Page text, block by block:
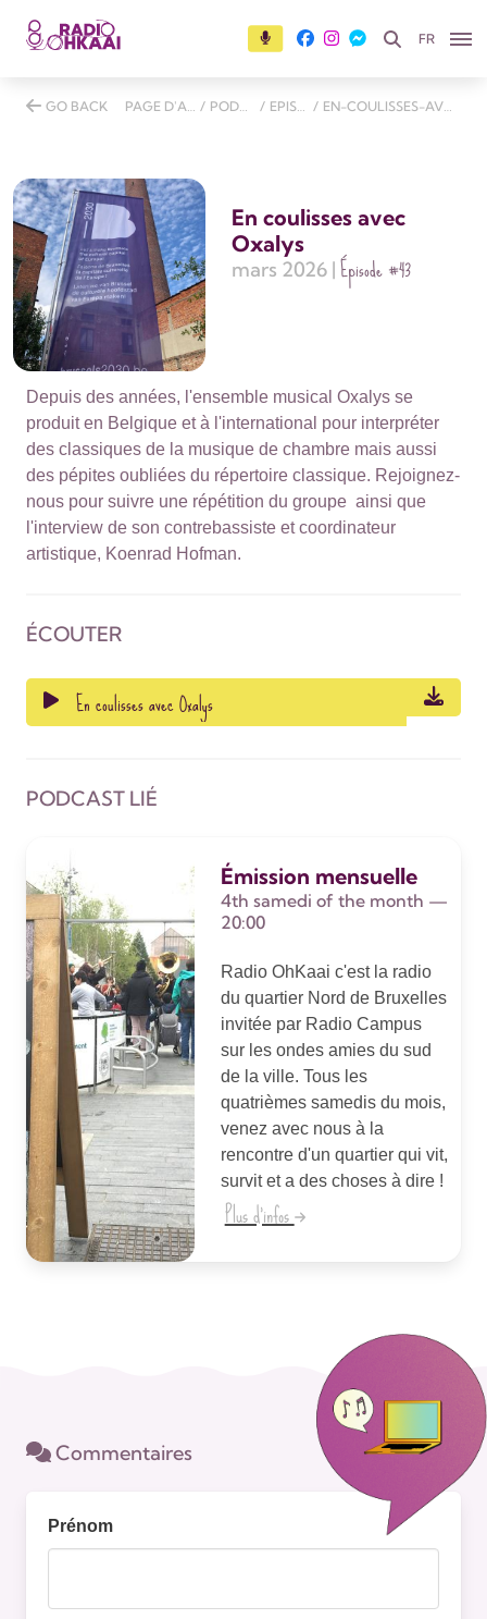
FR
GO BACK PAGE D'ACCUEIL / PODCASTS / EPISODES / EN-COULISSES-AVEC-OXALYS
En coulisses avec
Oxalys
mars 2026 | Épisode#43
Depuis des années, l'ensemble musical Oxalys se
produit en Belgique et à l'international pour interpréter
des classiques de la musique de chambre mais aussi
des pépites oubliées du répertoire classique. Rejoignez-
nous pour suivre une répétition du groupe ainsi que
l'interview de son contrebassiste et coordinateur
artistique, Koenrad Hofman.
ÉCOUTER
En coulisses avec Oxalys
PODCAST LIÉ
Émission mensuelle
4th samedi of the month —
20:00
Radio OhKaai c'est la radio
du quartier Nord de Bruxelles
invitée par Radio Campus
sur les ondes amies du sud
de la ville. Tous les
quatrièmes samedis du mois,
venez avec nous à la
rencontre d'un quartier qui vit,
survit et a des choses à dire !
Plus d'infos
Commentaires
Prénom